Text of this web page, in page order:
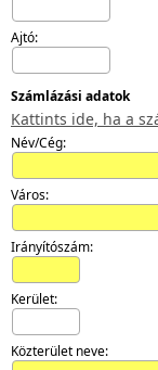
Ajtó:
Számlázási adatok
Kattints ide, ha a
Név/Cég:
Város:
Irányítószám:
Kerület:
Közterület neve: